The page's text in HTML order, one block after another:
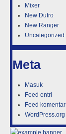
Mixer
New Dutro
New Ranger
Uncategorized
Meta
Masuk
Feed entri
Feed komentar
WordPress.org